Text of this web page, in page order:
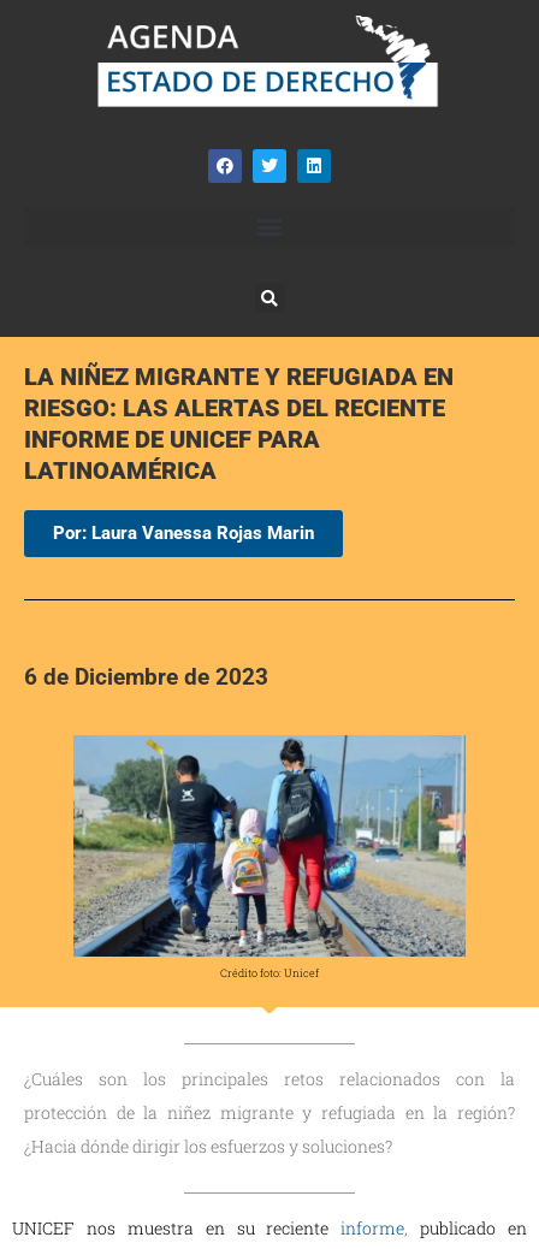
LA NIÑEZ MIGRANTE Y REFUGIADA EN
RIESGO: LAS ALERTAS DEL RECIENTE
INFORME DE UNICEF PARA
LATINOAMÉRICA
Por: Laura Vanessa Rojas Marin
6 de Diciembre de 2023
Crédito foto: Unicef
¿Cuáles son los principales retos relacionados con la
protección de la niñez migrante y refugiada en la región?
¿Hacia dónde dirigir los esfuerzos y soluciones?
UNICEF nos muestra en su reciente informe, publicado en